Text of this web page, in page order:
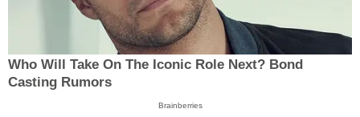
Who Will Take On The Iconic Role Next? Bond
Casting Rumors
Brainberries